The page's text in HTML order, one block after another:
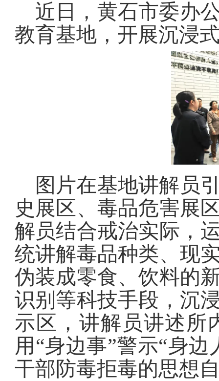
近日，黄石市委办
教育基地，开展沉浸
图片在基地讲解员
史展区、毒品危害展
解员结合戒治实际，
统讲解毒品种类、现
伪装成零食、饮料的
识别等科技手段，沉
示区，讲解员讲述所
用“身边事”警示“身
干部防毒拒毒的思想